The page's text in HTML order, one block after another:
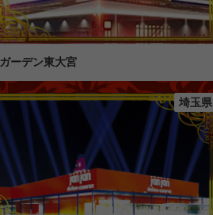
ガーデン東大宮
埼玉県